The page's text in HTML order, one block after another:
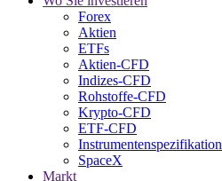
Forex
Aktien
ETFs
Aktien-CFD
Indizes-CFD
Rohstoffe-CFD
Krypto-CFD
ETF-CFD
Instrumentenspezifikation
SpaceX
Markt